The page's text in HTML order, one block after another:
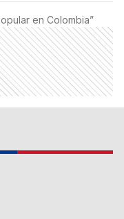
en Colombia”